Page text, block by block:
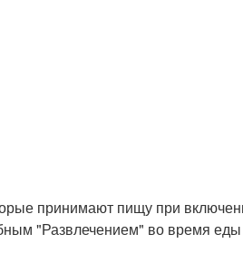
принимают пищу при
"Развлечением" во время